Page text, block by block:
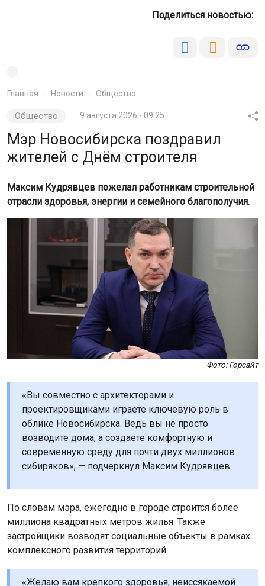
Поделиться новостью:
Главная Новости Общество
Общество 9 августа 2026 - 09:25
Мэр Новосибирска поздравил
жителей с Днём строителя
Максим Кудрявцев пожелал работникам строительной
отрасли здоровья, энергии и семейного благополучия.
Фото: Горсайт
«Вы совместно с архитекторами и
проектировщиками играете ключевую роль в
облике Новосибирска. Ведь вы не просто
возводите дома, а создаёте комфортную и
современную среду для почти двух миллионов
сибиряков», — подчеркнул Максим Кудрявцев.
По словам мэра, ежегодно в городе строится более
миллиона квадратных метров жилья. Также
застройщики возводят социальные объекты в рамках
комплексного развития территорий.
«Желаю вам крепкого здоровья, неиссякаемой